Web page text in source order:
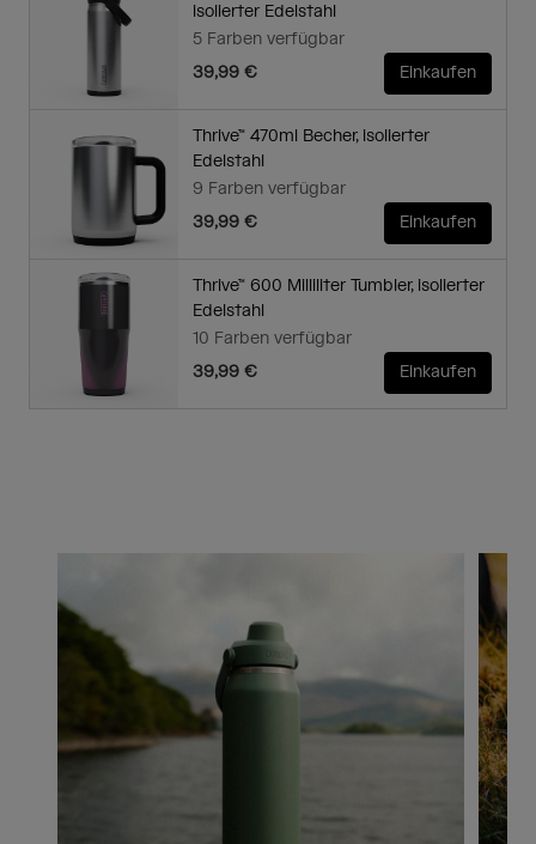
isolierter Edelstahl
5 Farben verfügbar
39,99 €
Einkaufen
Thrive™ 470ml Becher, isolierter
Edelstahl
9 Farben verfügbar
39,99 €
Einkaufen
Thrive™ 600 Milliliter Tumbler, isolierter
Edelstahl
10 Farben verfügbar
39,99 €
Einkaufen